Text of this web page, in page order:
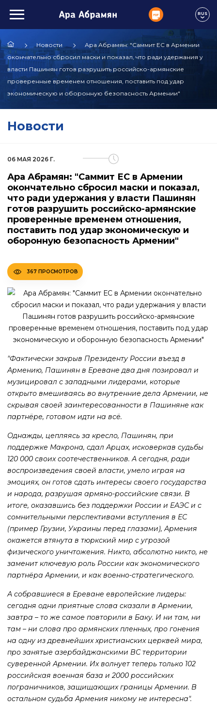
RUS
Новости
Ара Абрамян: "Саммит ЕС в Армении
окончательно сбросил маски и показал, что ради удержания у
власти Пашинян готов разрушить российско-армянские
проверенные временем отношения, поставить под удар
экономическую и оборонную безопасность Армении"
Новости
06 МАЯ 2026 Г.
Ара Абрамян: "Саммит ЕС в Армении
окончательно сбросил маски и показал,
что ради удержания у власти Пашинян
готов разрушить российско-армянские
проверенные временем отношения,
поставить под удар экономическую и
оборонную безопасность Армении"
367 ПРОСМОТРОВ
"Фактически закрыв Президенту России въезд в
Армению, Пашинян в Ереване два дня позировал и
музицировал с западными лидерами, которые
открыто вмешиваясь во внутренние дела Армении, не
скрывая своей заинтересованности в Пашиняне как
партнёре, готовом идти на всё.
Однажды, цепляясь за кресло, Пашинян, при
поддержке Макрона, сдал Арцах, исковеркав судьбы
120 000 своих соотечественников. А сегодня, ради
воспроизведения своей власти, умело играя на
эмоциях, он готов сдать интересы своего государства
и народа, разрушая армяно-российские связи. В
итоге, оказавшись без поддержки России и ЕАЭС и с
сомнительными перспективами вступления в ЕС
(пример Грузии, Украины перед глазами), Армения
окажется втянута в тюркский мир с угрозой
физического уничтожения. Никто, абсолютно никто, не
заменит ключевую роль России как экономического
партнёра Армении, и как военно-стратегического.
А собравшиеся в Ереване европейские лидеры:
сегодня одни приятные слова сказали в Армении,
завтра – то же самое повторили в Баку. И ни там, ни
там – ни слова про армянских пленных, про гонения
на одну из древнейших христианских церквей мира,
про занятые азербайджанскими ВС территории
суверенной Армении. Их волнует теперь только 102
российская военная база и 2000 российских
пограничников, защищающих границы Армении. В
остальном судьба Армения никому не интересна".